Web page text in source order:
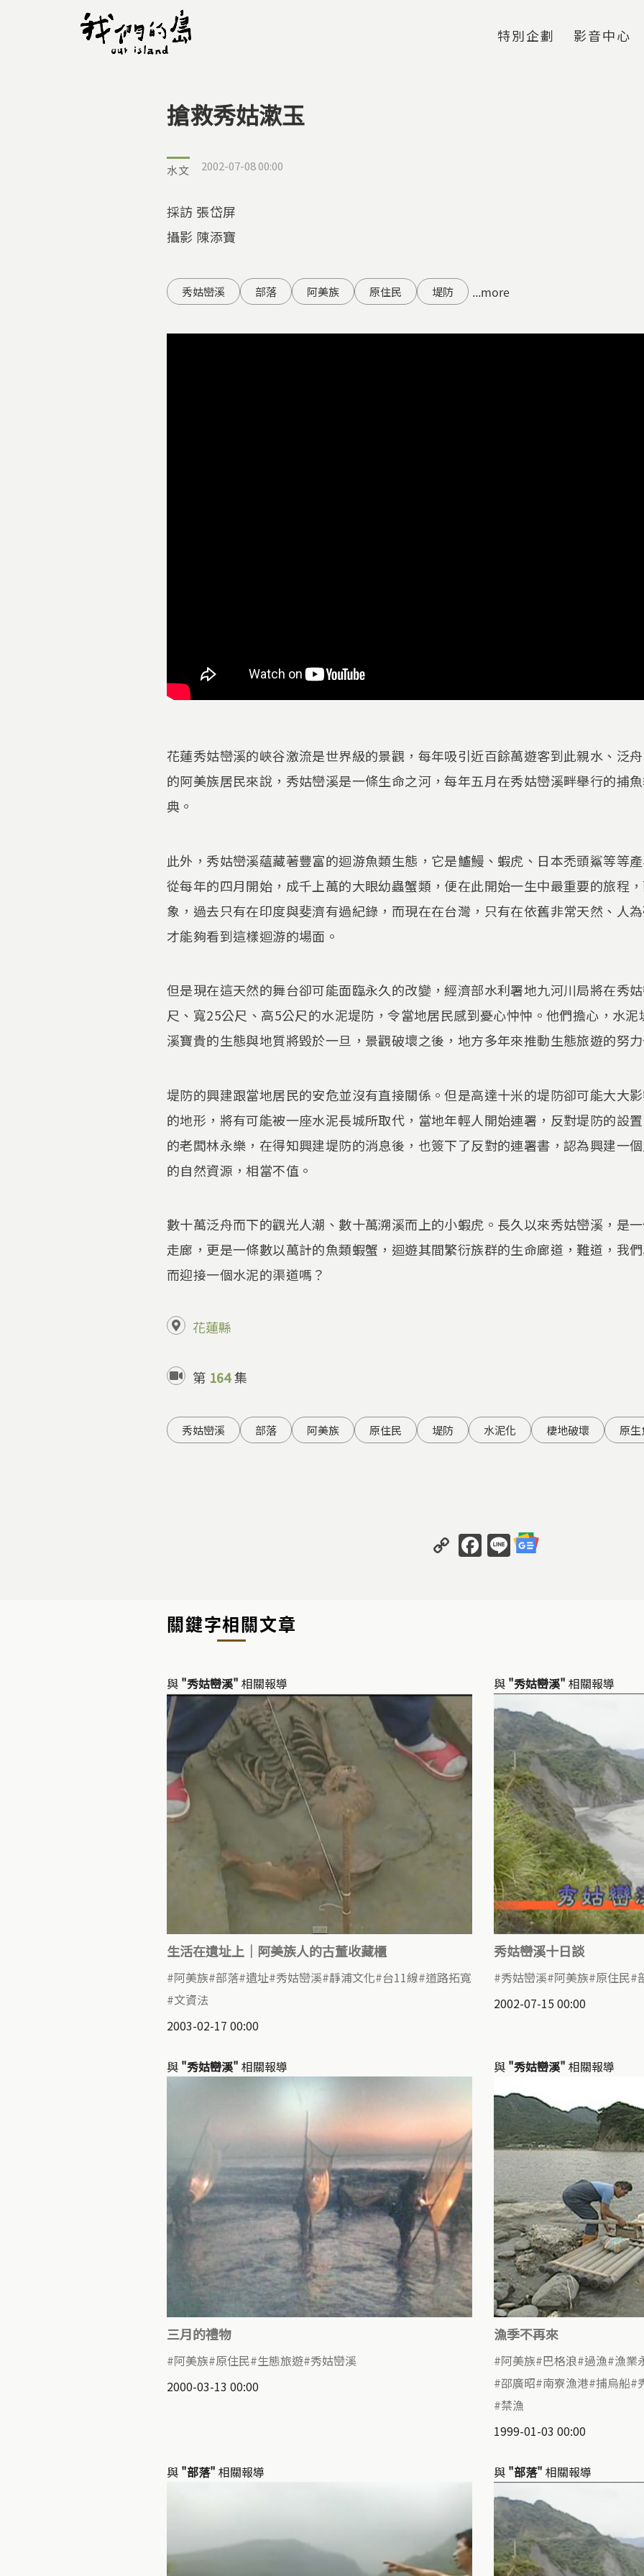
特別企劃 影音中心
您在這裡
搶救秀姑漱玉
水文 2002-07-08 00:00
採訪 張岱屏
攝影 陳添寶
秀姑巒溪 部落 阿美族 原住民 堤防 ...more
花蓮秀姑巒溪的峽谷激流是世界級的景觀，每年吸引近百餘萬遊客到此親水、泛
的阿美族居民來說，秀姑巒溪是一條生命之河，每年五月在秀姑巒溪畔舉行的捕
典。
此外，秀姑巒溪蘊藏著豐富的迴游魚類生態，它是鱸鰻、蝦虎、日本禿頭鯊等等
從每年的四月開始，成千上萬的大眼幼蟲蟹類，便在此開始一生中最重要的旅程
象，過去只有在印度與斐濟有過紀錄，而現在在台灣，只有在依舊非常天然、人
才能夠看到這樣迴游的場面。
但是現在這天然的舞台卻可能面臨永久的改變，經濟部水利署地九河川局將在秀
尺、寬25公尺、高5公尺的水泥堤防，令當地居民感到憂心忡忡。他們擔心，水
溪寶貴的生態與地質將毀於一旦，景觀破壞之後，地方多年來推動生態旅遊的努
堤防的興建跟當地居民的安危並沒有直接關係。但是高達十米的堤防卻可能大大
的地形，將有可能被一座水泥長城所取代，當地年輕人開始連署，反對堤防的設
的老闆林永樂，在得知興建堤防的消息後，也簽下了反對的連署書，認為興建一
的自然資源，相當不值。
數十萬泛舟而下的觀光人潮、數十萬溯溪而上的小蝦虎。長久以來秀姑巒溪，是
走廊，更是一條數以萬計的魚類蝦蟹，迴遊其間繁衍族群的生命廊道，難道，我
而迎接一個水泥的渠道嗎？
花蓮縣
第 164集
秀姑巒溪 部落 阿美族 原住民 堤防 水泥化 棲地破壞 原
Copy
Link
Facebook
Line
關鍵字相關文章
與 "秀姑巒溪" 相關報導
生活在遺址上｜阿美族人的古董收藏櫃
阿美族 部落 遺址 秀姑巒溪 靜浦文化 台11線 道路拓寬
文資法
2003-02-17 00:00
與 "秀姑巒溪" 相關報導
秀姑巒溪十日談
秀姑巒溪 阿美族 原住民
2002-07-15 00:00
與 "秀姑巒溪" 相關報導
三月的禮物
阿美族 原住民 生態旅遊 秀姑巒溪
2000-03-13 00:00
與 "秀姑巒溪" 相關報導
漁季不再來
阿美族 巴格浪 過漁 漁業
邵廣昭 南寮漁港 捕烏船
禁漁
1999-01-03 00:00
與 "部落" 相關報導 與 "部落" 相關報導